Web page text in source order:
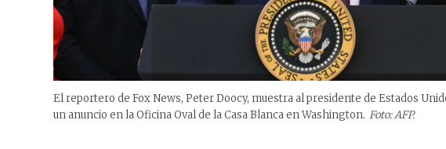
El reportero de Fox News, Peter Doocy, muestra al presidente de Estados
un anuncio en la Oficina Oval de la Casa Blanca en Washington. Foto: AFP.